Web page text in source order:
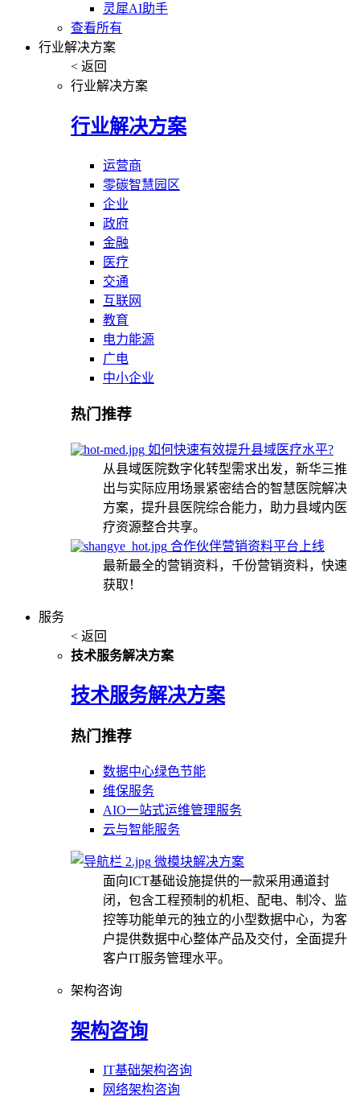
灵犀AI助手
查看所有
行业解决方案
< 返回
行业解决方案
行业解决方案
运营商
零碳智慧园区
企业
政府
金融
医疗
交通
互联网
教育
电力能源
广电
中小企业
热门推荐
如何快速有效提升县域医疗水平?
从县域医院数字化转型需求出发，新华三推
出与实际应用场景紧密结合的智慧医院解决
方案，提升县医院综合能力，助力县域内医
疗资源整合共享。
合作伙伴营销资料平台上线
最新最全的营销资料，千份营销资料，快速
获取！
服务
< 返回
技术服务解决方案
技术服务解决方案
热门推荐
数据中心绿色节能
维保服务
AIO一站式运维管理服务
云与智能服务
微模块解决方案
面向ICT基础设施提供的一款采用通道封
闭，包含工程预制的机柜、配电、制冷、监
控等功能单元的独立的小型数据中心，为客
户提供数据中心整体产品及交付，全面提升
客户IT服务管理水平。
架构咨询
架构咨询
IT基础架构咨询
网络架构咨询